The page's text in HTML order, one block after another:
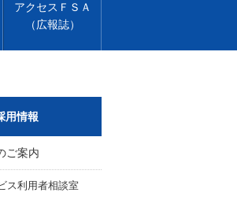
アクセスＦＳＡ
（広報誌）
用情報
ご案内
ス利用者相談室